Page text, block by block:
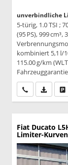
unverbindliche
5-türig, 1.0 TSI ;
(95 PS), 999
kombiniert 5,1 l/
115.00 g/km
Wir rufen Sie an
PDF-
Fiat Ducato
Limiter-